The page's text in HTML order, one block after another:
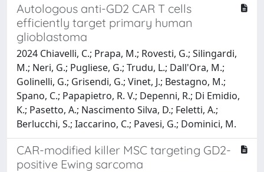
Autologous anti-GD2 CAR T cells
efficiently target primary human
glioblastoma
2024 Chiavelli, C.; Prapa, M.; Rovesti, G.; Silingardi,
M.; Neri, G.; Pugliese, G.; Trudu, L.; Dall'Ora, M.;
Golinelli, G.; Grisendi, G.; Vinet, J.; Bestagno, M.;
Spano, C.; Papapietro, R. V.; Depenni, R.; Di Emidio,
K.; Pasetto, A.; Nascimento Silva, D.; Feletti, A.;
Berlucchi, S.; Iaccarino, C.; Pavesi, G.; Dominici, M.
CAR-modified killer MSC targeting GD2-
positive Ewing sarcoma